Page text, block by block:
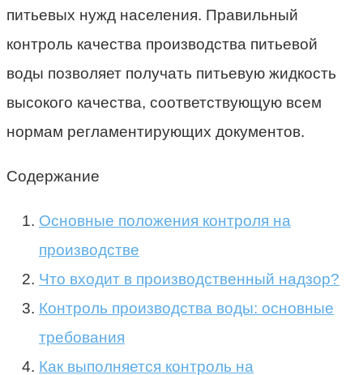
питьевых нужд населения. Правильный
контроль качества производства питьевой
воды позволяет получать питьевую жидкость
высокого качества, соответствующую всем
нормам регламентирующих документов.
Содержание
Основные положения контроля на
производстве
Что входит в производственный надзор?
Контроль производства воды: основные
требования
Как выполняется контроль на